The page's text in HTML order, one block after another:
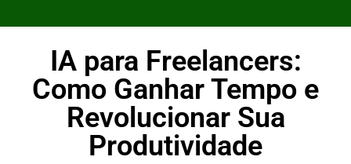
IA para Freelancers:
Como Ganhar Tempo e
Revolucionar Sua
Produtividade